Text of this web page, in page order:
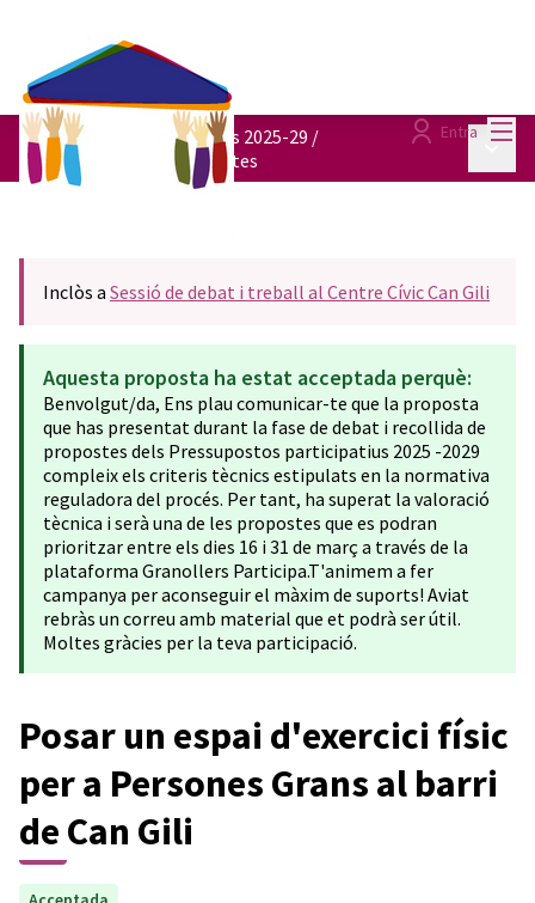
Entra
Pressupostos participatius 2025-29 /
Consulta totes les propostes
Inclòs a Sessió de debat i treball al Centre Cívic Can Gili
Aquesta proposta ha estat acceptada perquè:
Benvolgut/da, Ens plau comunicar-te que la proposta
que has presentat durant la fase de debat i recollida de
propostes dels Pressupostos participatius 2025 -2029
compleix els criteris tècnics estipulats en la normativa
reguladora del procés. Per tant, ha superat la valoració
tècnica i serà una de les propostes que es podran
prioritzar entre els dies 16 i 31 de març a través de la
plataforma Granollers Participa.T'animem a fer
campanya per aconseguir el màxim de suports! Aviat
rebràs un correu amb material que et podrà ser útil.
Moltes gràcies per la teva participació.
Posar un espai d'exercici físic
per a Persones Grans al barri
de Can Gili